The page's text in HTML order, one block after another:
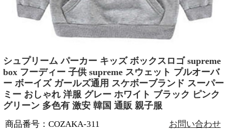
シュプリーム パーカー キッズ ボックスロゴ supreme
box フーディー 子供 supreme スウェット プルオーバ
ー ボーイズ ガールズ通用 スケボーブランド スーパー
ミー おしゃれ 洋服 グレー ホワイト ブラック ピンク
グリーン 多色有 激安 韓国 通販 親子服
商品番号：COZAKA-311 お問い合わせ